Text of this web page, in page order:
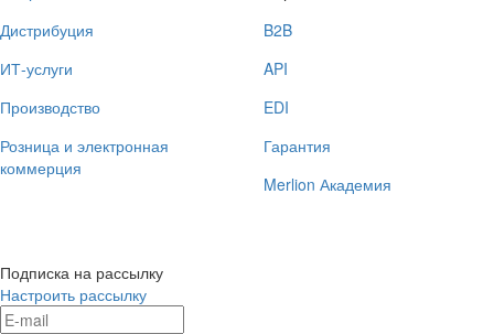
Дистрибуция
ИТ-услуги
Производство
Розница и электронная
коммерция
B2B
API
EDI
Гарантия
Merlion Академия
Подписка на рассылку
Настроить рассылку